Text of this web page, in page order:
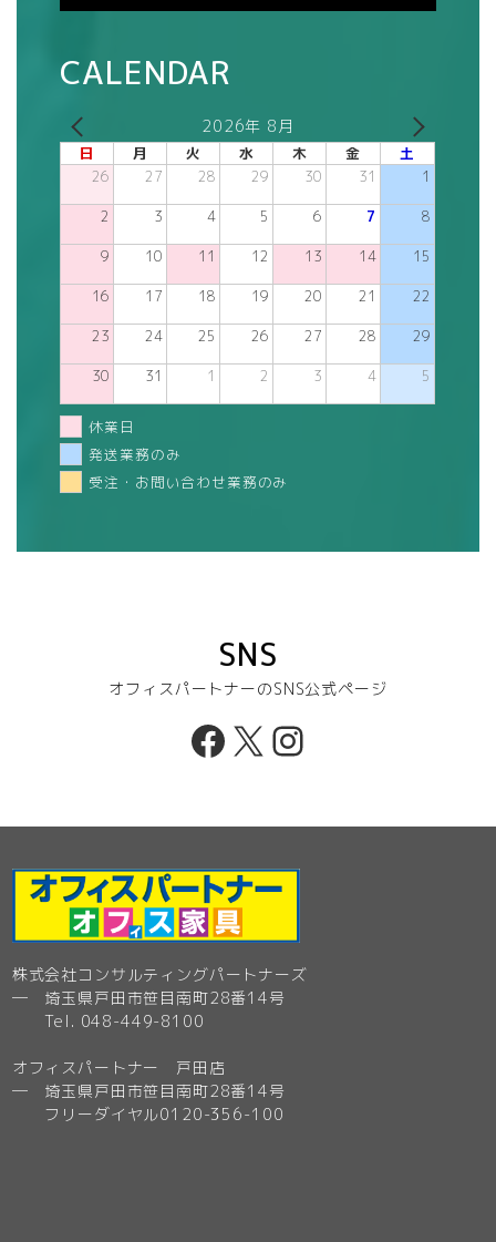
CALENDAR
2026年 8月
日 月 火 水 木 金 土
26 27 28 29 30 31 1
2 3 4 5 6 7 8
9 10 11 12 13 14 15
16 17 18 19 20 21 22
23 24 25 26 27 28 29
30 31 1 2 3 4 5
休業日
発送業務のみ
受注・お問い合わせ業務のみ
SNS
オフィスパートナーのSNS公式ページ
Facebook
X Instagram
株式会社コンサルティングパートナーズ
─ 埼玉県戸田市笹目南町28番14号
Tel. 048-449-8100
オフィスパートナー 戸田店
─ 埼玉県戸田市笹目南町28番14号
フリーダイヤル0120-356-100